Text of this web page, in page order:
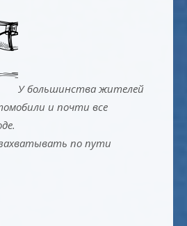
У большинства жителей
и почти все
по пути